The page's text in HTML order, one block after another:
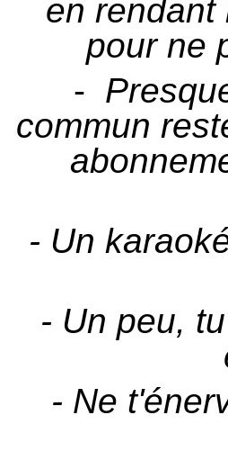
en rendant
pour ne
-
commun
- Un
- Un peu,
- Ne